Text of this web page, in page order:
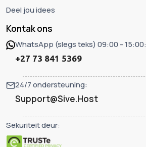
Deel jou idees
Kontak ons
WhatsApp (slegs teks) 09:00 - 15:00:
+27 73 841 5369
24/7 ondersteuning:
Support@Sive.Host
Sekuriteit deur: